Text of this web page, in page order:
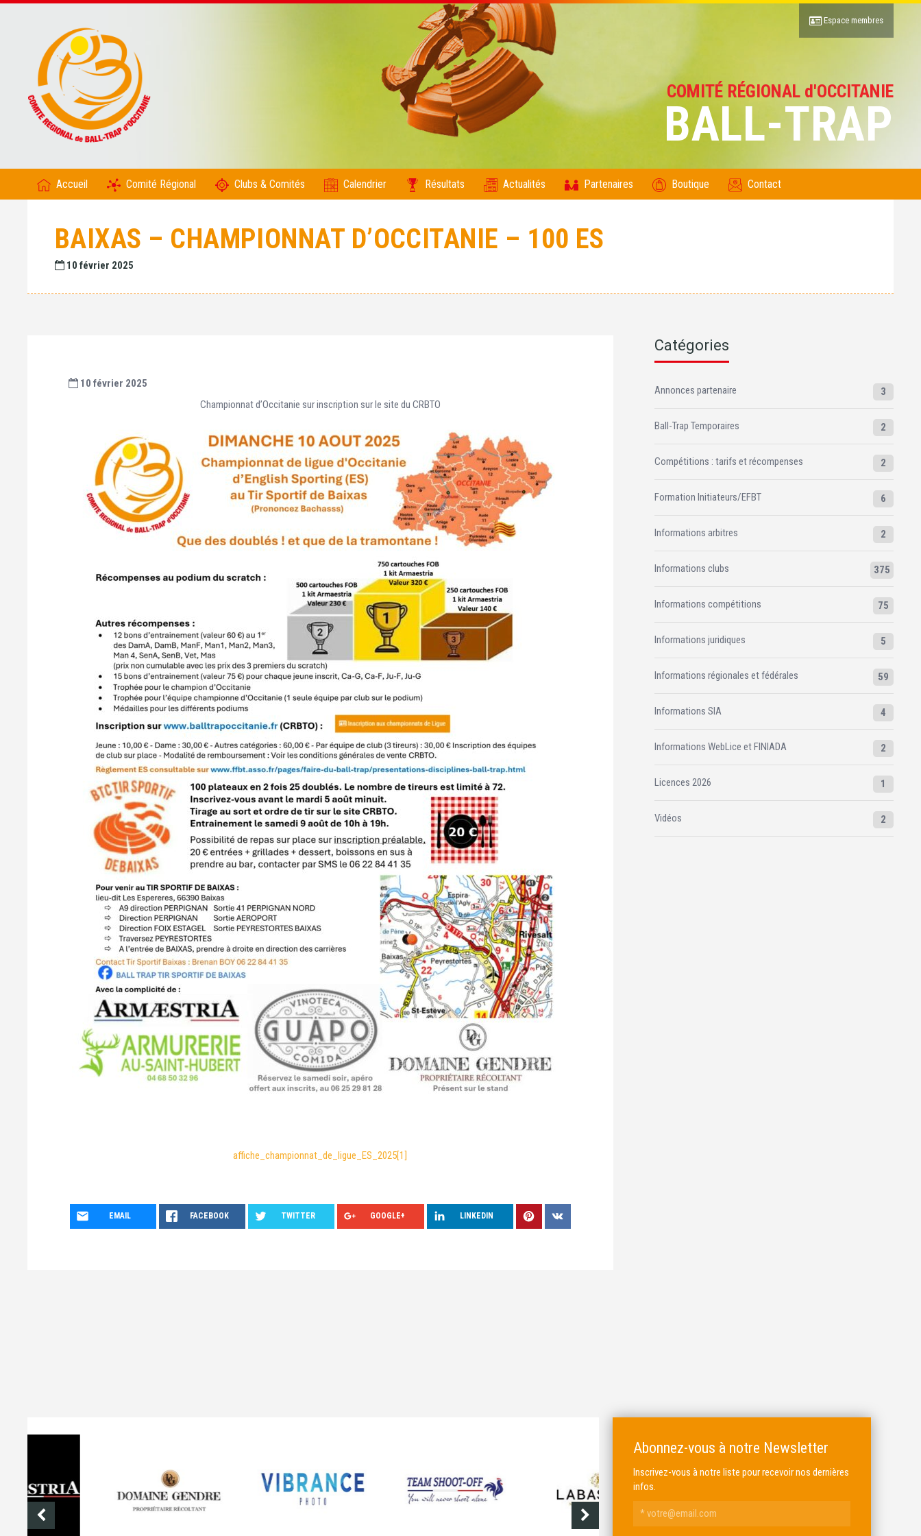
COMITÉ RÉGIONAL d'OCCITANIE
BALL-TRAP
Espace membres
Accueil Comité Régional Clubs & Comités Calendrier Résultats Actualités Partenaires Boutique Contact
BAIXAS – CHAMPIONNAT D’OCCITANIE – 100 ES
10 février 2025
10 février 2025
Championnat d’Occitanie sur inscription sur le site du CRBTO
affiche_championnat_de_ligue_ES_2025[1]
EMAIL FACEBOOK TWITTER GOOGLE+ LINKEDIN
Catégories
Annonces partenaire 3
Ball-Trap Temporaires 2
Compétitions : tarifs et récompenses 2
Formation Initiateurs/EFBT 6
Informations arbitres 2
Informations clubs 375
Informations compétitions 75
Informations juridiques 5
Informations régionales et fédérales 59
Informations SIA 4
Informations WebLice et FINIADA 2
Licences 2026 1
Vidéos 2
Abonnez-vous à notre Newsletter
Inscrivez-vous à notre liste pour recevoir nos dernières
infos.